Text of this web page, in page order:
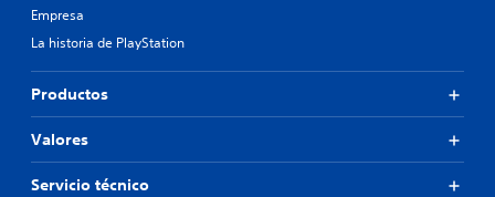
Empresa
La historia de PlayStation
Productos
Valores
Servicio técnico